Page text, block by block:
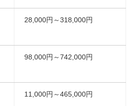
28,000円～318,000円
98,000円～742,000円
11,000円～465,000円